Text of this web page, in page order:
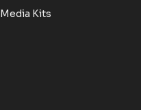
Media Kits